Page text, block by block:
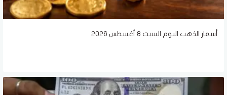
أسعار الذهب اليوم السبت 8 أغسطس 2026